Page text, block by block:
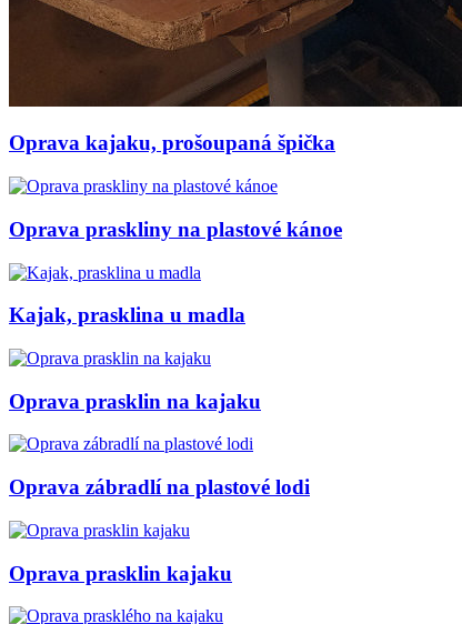
Oprava kajaku, prošoupaná špička
Oprava praskliny na plastové kánoe
Kajak, prasklina u madla
Oprava prasklin na kajaku
Oprava zábradlí na plastové lodi
Oprava prasklin kajaku